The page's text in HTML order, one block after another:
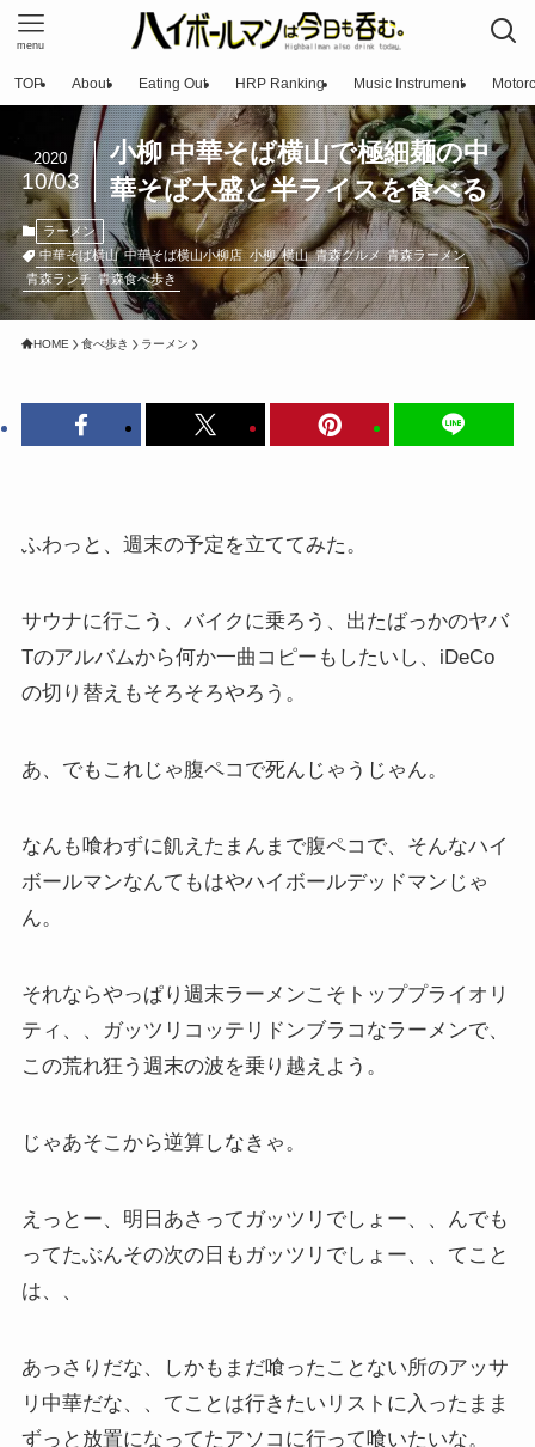
menu
TOP About Eating Out HRP Ranking Music Instrument
小柳 中華そば横山で極細麺の中
華そば大盛と半ライスを食べる
2020
10/03
ラーメン
中華そば横山 中華そば横山小柳店 小柳 横山 青森グルメ 青森ラーメン
青森ランチ 青森食べ歩き
HOME 食べ歩き ラーメン
ふわっと、週末の予定を立ててみた。
サウナに行こう、バイクに乗ろう、出たばっかのヤバ
Tのアルバムから何か一曲コピーもしたいし、iDeCo
の切り替えもそろそろやろう。
あ、でもこれじゃ腹ペコで死んじゃうじゃん。
なんも喰わずに飢えたまんまで腹ペコで、そんなハイ
ボールマンなんてもはやハイボールデッドマンじゃ
ん。
それならやっぱり週末ラーメンこそトッププライオリ
ティ、、ガッツリコッテリドンブラコなラーメンで、
この荒れ狂う週末の波を乗り越えよう。
じゃあそこから逆算しなきゃ。
えっとー、明日あさってガッツリでしょー、、んでも
ってたぶんその次の日もガッツリでしょー、、てこと
は、、
あっさりだな、しかもまだ喰ったことない所のアッサ
リ中華だな、、てことは行きたいリストに入ったまま
ずっと放置になってたアソコに行って喰いたいな。